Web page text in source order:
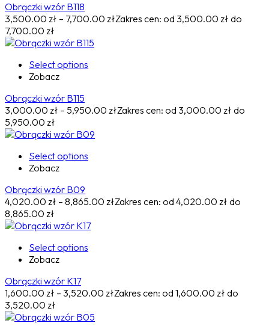
Obrączki wzór B118
3,500.00 zł – 7,700.00 złZakres cen: od 3,500.00 zł do
7,700.00 zł
Select options
Zobacz
Obrączki wzór B115
3,000.00 zł – 5,950.00 złZakres cen: od 3,000.00 zł do
5,950.00 zł
Select options
Zobacz
Obrączki wzór B09
4,020.00 zł – 8,865.00 złZakres cen: od 4,020.00 zł do
8,865.00 zł
Select options
Zobacz
Obrączki wzór K17
1,600.00 zł – 3,520.00 złZakres cen: od 1,600.00 zł do
3,520.00 zł